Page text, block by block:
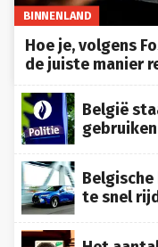
BINNENLAND
Hoe je, volgens
de juiste manier
België
gebruiken
te snel
Het